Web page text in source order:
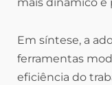
mais dinâmico e
Em síntese, a
ferramentas
eficiência do